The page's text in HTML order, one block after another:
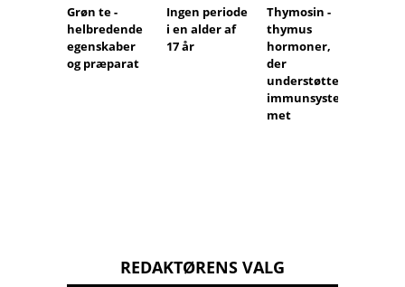
Grøn te -
helbredende
egenskaber
og præparat
Ingen periode
i en alder af
17 år
Thymosin -
thymus
hormoner,
der
understøtter
immunsyste
met
REDAKTØRENS VALG